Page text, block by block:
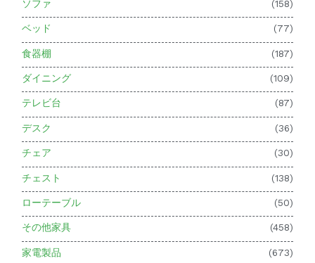
ソファ (158)
ベッド (77)
食器棚 (187)
ダイニング (109)
テレビ台 (87)
デスク (36)
チェア (30)
チェスト (138)
ローテーブル (50)
その他家具 (458)
家電製品 (673)